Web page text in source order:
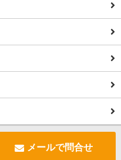
メールで問合せ